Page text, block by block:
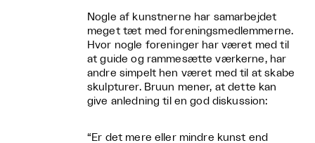
Nogle af kunstnerne har samarbejdet
meget tæt med foreningsmedlemmerne.
Hvor nogle foreninger har været med til
at guide og rammesætte værkerne, har
andre simpelt hen været med til at skabe
skulpturer. Bruun mener, at dette kan
give anledning til en god diskussion:
“Er det mere eller mindre kunst end